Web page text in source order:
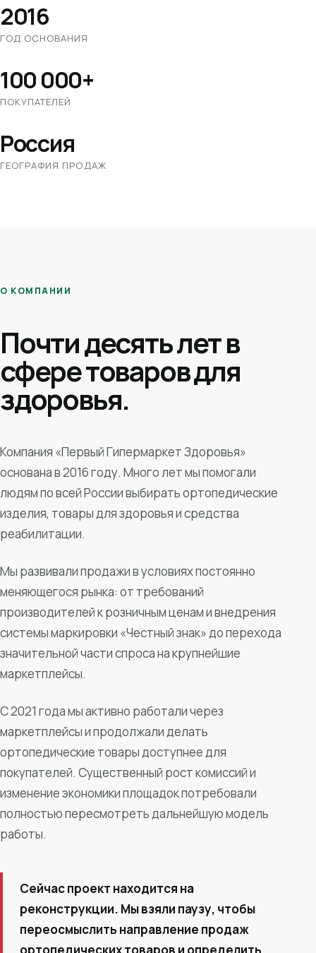
2016
ГОД ОСНОВАНИЯ
100 000+
ПОКУПАТЕЛЕЙ
Россия
ГЕОГРАФИЯ ПРОДАЖ
О КОМПАНИИ
Почти десять лет в
сфере товаров для
здоровья.
Компания «Первый Гипермаркет Здоровья»
основана в 2016 году. Много лет мы помогали
людям по всей России выбирать ортопедические
изделия, товары для здоровья и средства
реабилитации.
Мы развивали продажи в условиях постоянно
меняющегося рынка: от требований
производителей к розничным ценам и внедрения
системы маркировки «Честный знак» до перехода
значительной части спроса на крупнейшие
маркетплейсы.
С 2021 года мы активно работали через
маркетплейсы и продолжали делать
ортопедические товары доступнее для
покупателей. Существенный рост комиссий и
изменение экономики площадок потребовали
полностью пересмотреть дальнейшую модель
работы.
Сейчас проект находится на
реконструкции. Мы взяли паузу, чтобы
переосмыслить направление продаж